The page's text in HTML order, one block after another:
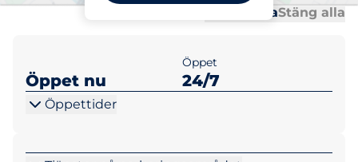
Öppna allaStäng alla
Öppet nu
Öppet
24/7
Öppettider